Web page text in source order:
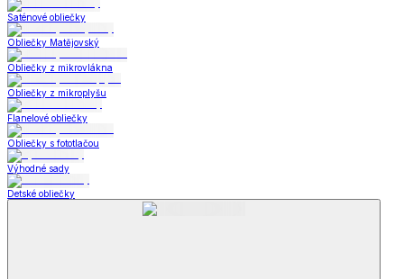
Saténové obliečky
Obliečky Matějovský
Obliečky z mikrovlákna
Obliečky z mikroplyšu
Flanelové obliečky
Obliečky s fototlačou
Výhodné sady
Detské obliečky